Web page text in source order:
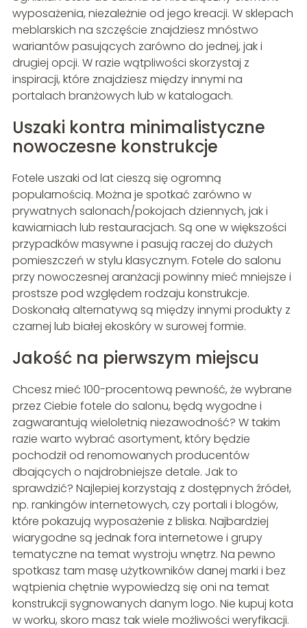
wyposażenia, niezależnie od jego kreacji. W sklepach
meblarskich na szczęście znajdziesz mnóstwo
wariantów pasujących zarówno do jednej, jak i
drugiej opcji. W razie wątpliwości skorzystaj z
inspiracji, które znajdziesz między innymi na
portalach branżowych lub w katalogach.
Uszaki kontra minimalistyczne
nowoczesne konstrukcje
Fotele uszaki od lat cieszą się ogromną
popularnością. Można je spotkać zarówno w
prywatnych salonach/pokojach dziennych, jak i
kawiarniach lub restauracjach. Są one w większości
przypadków masywne i pasują raczej do dużych
pomieszczeń w stylu klasycznym. Fotele do salonu
przy nowoczesnej aranżacji powinny mieć mniejsze i
prostsze pod względem rodzaju konstrukcje.
Doskonałą alternatywą są między innymi produkty z
czarnej lub białej ekoskóry w surowej formie.
Jakość na pierwszym miejscu
Chcesz mieć 100-procentową pewność, że wybrane
przez Ciebie fotele do salonu, będą wygodne i
zagwarantują wieloletnią niezawodność? W takim
razie warto wybrać asortyment, który będzie
pochodził od renomowanych producentów
dbających o najdrobniejsze detale. Jak to
sprawdzić? Najlepiej korzystają z dostępnych źródeł,
np. rankingów internetowych, czy portali i blogów,
które pokazują wyposażenie z bliska. Najbardziej
wiarygodne są jednak fora internetowe i grupy
tematyczne na temat wystroju wnętrz. Na pewno
spotkasz tam masę użytkowników danej marki i bez
wątpienia chętnie wypowiedzą się oni na temat
konstrukcji sygnowanych danym logo. Nie kupuj kota
w worku, skoro masz tak wiele możliwości weryfikacji.